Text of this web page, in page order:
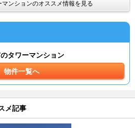
マンションのオススメ情報を見る
タワーマンション
物件一覧へ
メ記事